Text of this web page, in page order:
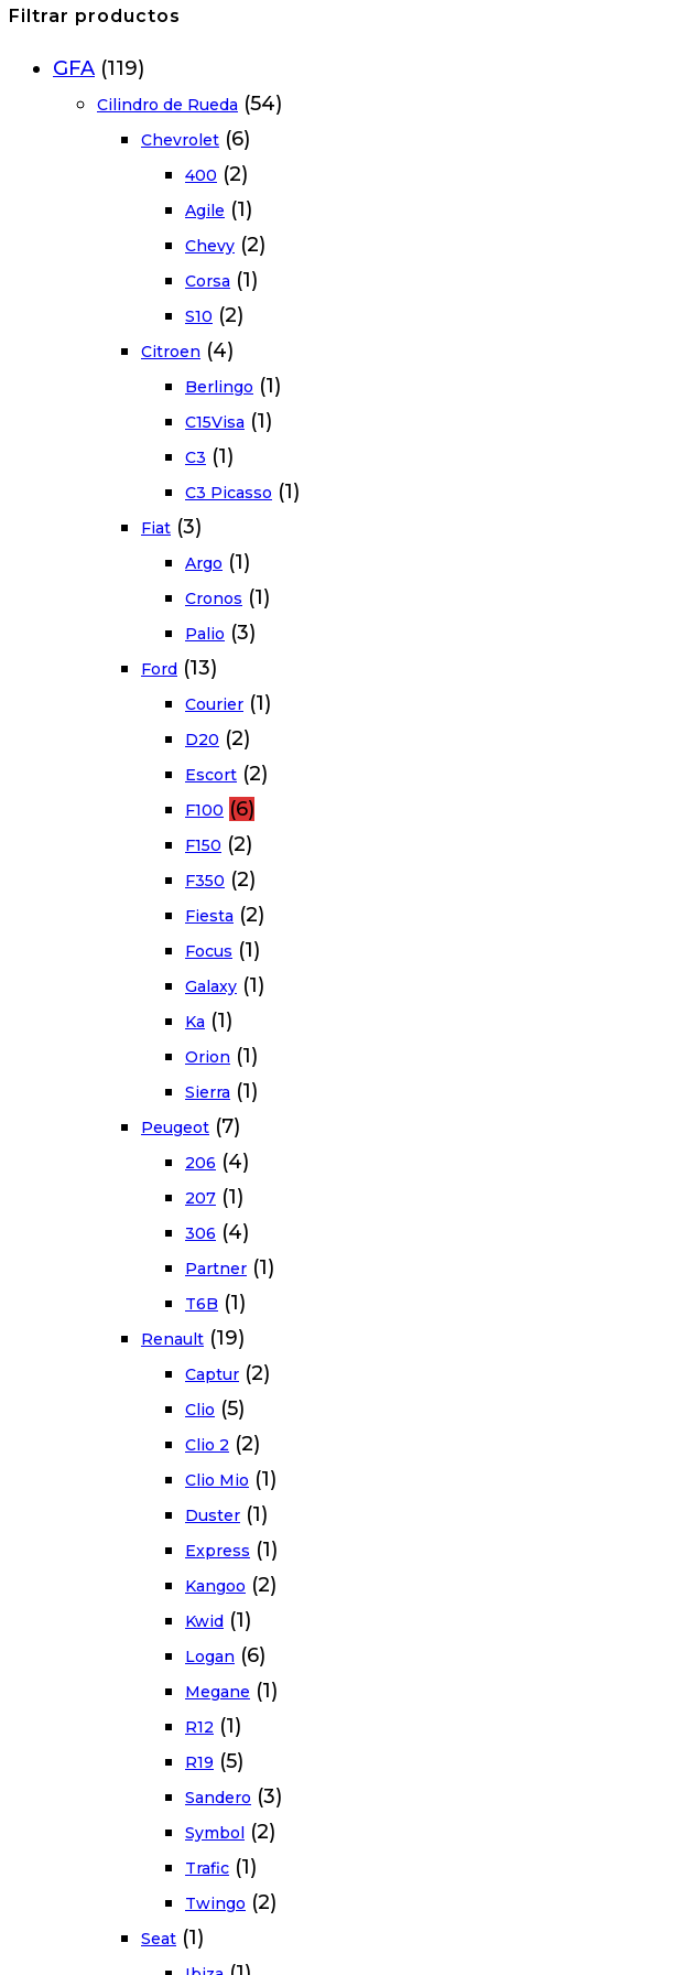
Filtrar productos
GFA (119)
Cilindro de Rueda (54)
Chevrolet (6)
400 (2)
Agile (1)
Chevy (2)
Corsa (1)
S10 (2)
Citroen (4)
Berlingo (1)
C15Visa (1)
C3 (1)
C3 Picasso (1)
Fiat (3)
Argo (1)
Cronos (1)
Palio (3)
Ford (13)
Courier (1)
D20 (2)
Escort (2)
F100 (6)
F150 (2)
F350 (2)
Fiesta (2)
Focus (1)
Galaxy (1)
Ka (1)
Orion (1)
Sierra (1)
Peugeot (7)
206 (4)
207 (1)
306 (4)
Partner (1)
T6B (1)
Renault (19)
Captur (2)
Clio (5)
Clio 2 (2)
Clio Mio (1)
Duster (1)
Express (1)
Kangoo (2)
Kwid (1)
Logan (6)
Megane (1)
R12 (1)
R19 (5)
Sandero (3)
Symbol (2)
Trafic (1)
Twingo (2)
Seat (1)